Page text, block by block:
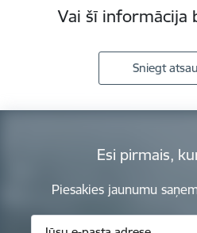
Vai šī informācija
Sniegt
Esi pirmais,
Piesakies jaunumu